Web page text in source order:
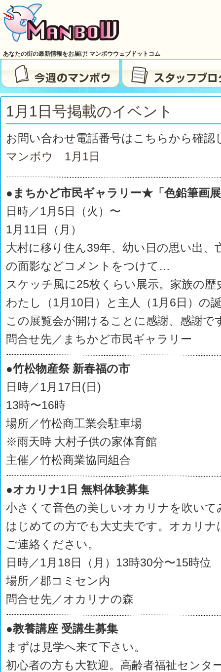
あなたの街の最新情報をお届け! マンボウウェブドットコム
1月1日号掲載のイベント
お問い合わせ電話番号はこちらから確
マンボウ 1月1日
●まちかど市民ギャラリー★「色鉛筆画
日時／1月5日（火）〜
1月11日（月）
大村に移り住ん39年、幼い日の思い出、
の面影などコメントをつけて…
スケッチ風に25枚くらい展示。家族の歴
わたし（1月10日）と主人（1月6日）の
この展覧会が開けることに感謝、感謝で
問合せ先／まちかど市民ギャラリー
●竹松物産祭 新春福の市
日時／1月17日(日)
13時〜16時
場所／竹松商工業会駐車場
※雨天時 大村子供の家体育館
主催／竹松商業協同組合
●オカリナ1日 無料体験募集
小さくて音色の美しいオカリナを吹いて
はじめての方でも大丈夫です。オカリ
ご連絡ください。
日時／1月18日（月）13時30分〜15時位
場所／郡コミセン内
問合せ先／オカリナの森
●教養講座 受講生募集
まずは見学へ来て下さい。
初心者の方も大歓迎。高齢者福祉センタ